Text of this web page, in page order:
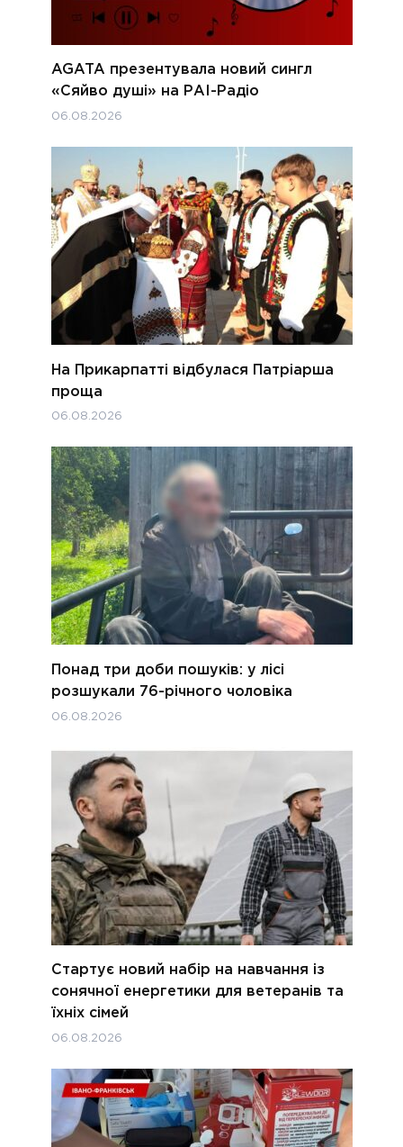
AGATA презентувала новий сингл
«Сяйво душі» на РАІ-Радіо
06.08.2026
На Прикарпатті відбулася Патріарша
проща
06.08.2026
Понад три доби пошуків: у лісі
розшукали 76-річного чоловіка
06.08.2026
Стартує новий набір на навчання із
сонячної енергетики для ветеранів та
їхніх сімей
06.08.2026